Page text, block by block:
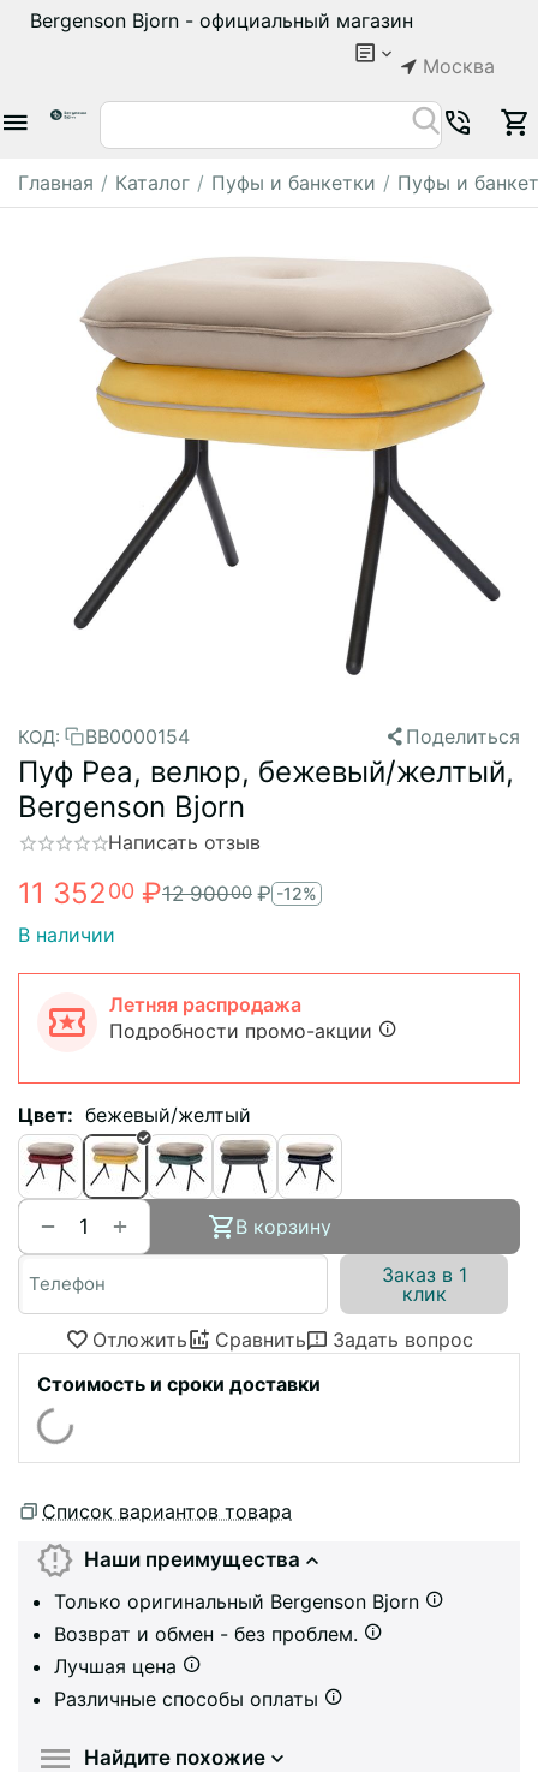
Bergenson Bjorn - официальный магазин
Москва
Главная / Каталог / Пуфы и банкетки / Пуфы и
КОД: BB0000154 Поделиться
Пуф Pea, велюр, бежевый/желтый,
Bergenson Bjorn
Написать отзыв
11 35200 ₽12 90000 ₽ -12%
В наличии
Летняя распродажа
Подробности промо-акции
Цвет: бежевый/желтый
+
−
В корзину
Заказ в 1
клик
Отложить
Сравнить
Задать вопрос
Стоимость и сроки доставки
Список вариантов товара
Наши преимущества
Только оригинальный Bergenson Bjorn
Возврат и обмен - без проблем.
Лучшая цена
Различные способы оплаты
Найдите похожие